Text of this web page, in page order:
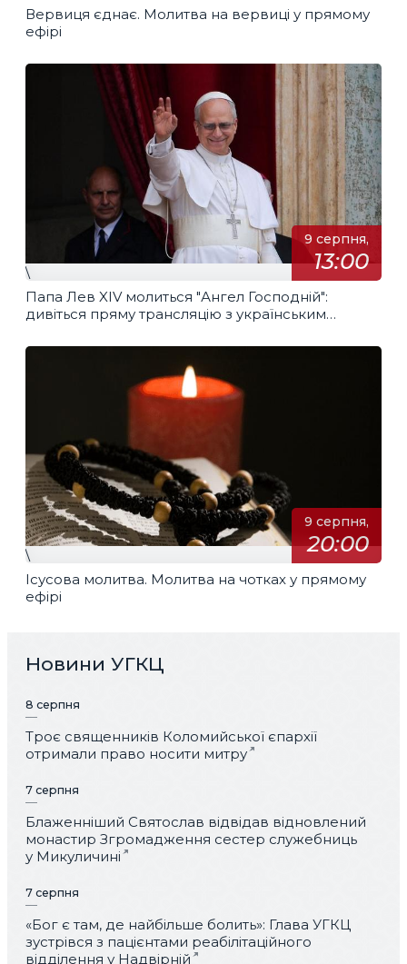
Вервиця єднає. Молитва на вервиці у прямому
ефірі
9 серпня,
13:00
\
Папа Лев XIV молиться "Ангел Господній":
дивіться пряму трансляцію з українським
9 серпня,
20:00
\
Ісусова молитва. Молитва на чотках у прямому
ефірі
Новини УГКЦ
8 серпня
Троє священників Коломийської єпархії
отримали право носити митру
7 серпня
Блаженніший Святослав відвідав відновлений
монастир Згромадження сестер служебниць
у Микуличині
7 серпня
«Бог є там, де найбільше болить»: Глава УГКЦ
зустрівся з пацієнтами реабілітаційного
відділення у Надвірній